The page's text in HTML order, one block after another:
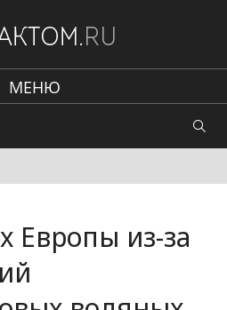
МЕНЮ
Авто
Редакция
Европы из-за